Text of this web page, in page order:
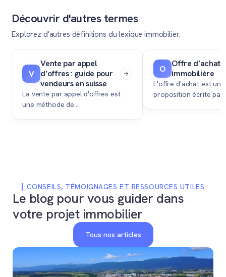
Découvrir d'autres termes
Explorez d'autres définitions du lexique immobilier.
V
Vente par appel
d’offres : guide pour
vendeurs en suisse
La vente par appel d'offres est
une méthode de
O
Offre d’achat
immobilière
L'offre d'achat est une
proposition écrite par
CONSEILS, TÉMOIGNAGES ET RESSOURCES UTILES
Le blog pour vous guider dans
votre projet immobilier
Tous nos articles